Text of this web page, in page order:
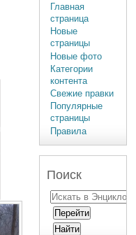
Главная
страница
Новые
страницы
Новые фото
Категории
контента
Свежие правки
Популярные
страницы
Правила
Поиск